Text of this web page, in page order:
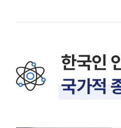
한국인
국가적